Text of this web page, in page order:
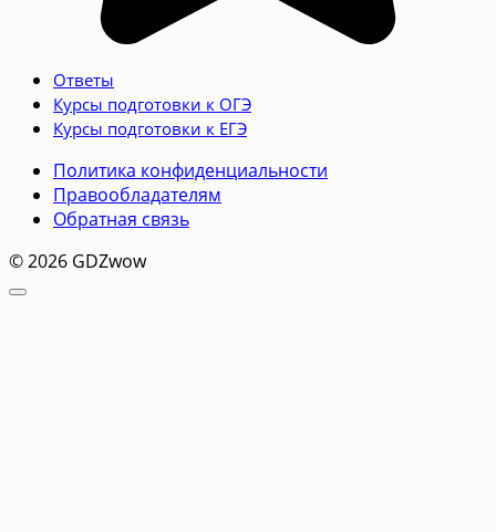
Ответы
Курсы подготовки к ОГЭ
Курсы подготовки к ЕГЭ
Политика конфиденциальности
Правообладателям
Обратная связь
© 2026 GDZwow